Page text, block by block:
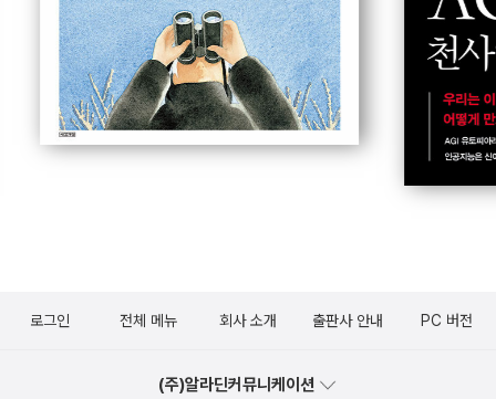
로그인 전체 메뉴 회사 소개 출판사 안내 PC 버전
(주)알라딘커뮤니케이션